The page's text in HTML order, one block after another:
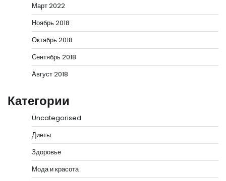
Март 2022
Ноябрь 2018
Октябрь 2018
Сентябрь 2018
Август 2018
Категории
Uncategorised
Диеты
Здоровье
Мода и красота